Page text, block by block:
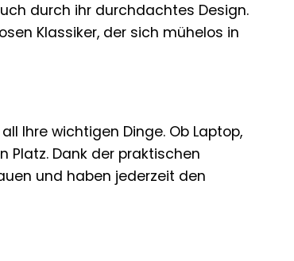
durch ihr durchdachtes Design.
Klassiker, der sich mühelos in
Ihre wichtigen Dinge. Ob Laptop,
Platz. Dank der praktischen
und haben jederzeit den